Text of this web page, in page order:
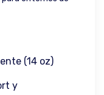
(14 oz)
y